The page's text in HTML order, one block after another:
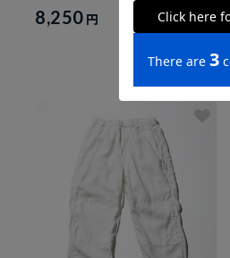
8,250 円